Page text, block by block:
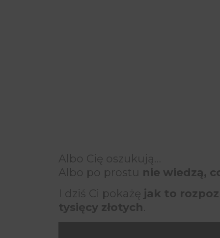
Albo Cię oszukują…
Albo po prostu nie wiedzą,
I dziś Ci pokażę jak to
tysięcy złotych.